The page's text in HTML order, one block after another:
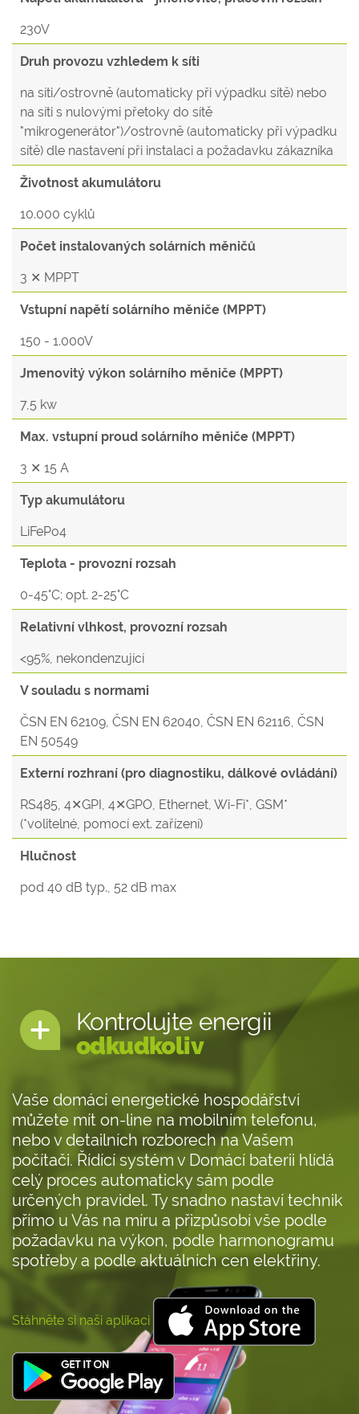
230V
Druh provozu vzhledem k síti
na síti/ostrovně (automaticky při výpadku sítě) nebo
na síti s nulovými přetoky do sítě
"mikrogenerátor")/ostrovně (automaticky při výpadku
sítě) dle nastavení při instalaci a požadavku zákazníka
Životnost akumulátoru
10.000 cyklů
Počet instalovaných solárních měničů
3 ✕ MPPT
Vstupní napětí solárního měniče (MPPT)
150 - 1.000V
Jmenovitý výkon solárního měniče (MPPT)
7,5 kw
Max. vstupní proud solárního měniče (MPPT)
3 ✕ 15 A
Typ akumulátoru
LiFePo4
Teplota - provozní rozsah
0-45°C; opt. 2-25°C
Relativní vlhkost, provozní rozsah
<95%, nekondenzující
V souladu s normami
ČSN EN 62109, ČSN EN 62040, ČSN EN 62116, ČSN
EN 50549
Externí rozhraní (pro diagnostiku, dálkové ovládání)
RS485, 4✕GPI, 4✕GPO, Ethernet, Wi-Fi*, GSM*
(*volitelné, pomocí ext. zařízení)
Hlučnost
pod 40 dB typ., 52 dB max
Kontrolujte energii
odkudkoliv
Vaše domácí energetické hospodářství
můžete mít on-line na mobilním telefonu,
nebo v detailních rozborech na Vašem
počítači. Řídící systém v Domácí baterii hlídá
celý proces automaticky sám podle
určených pravidel. Ty snadno nastaví technik
přímo u Vás na míru a přizpůsobí vše podle
požadavku na výkon, podle harmonogramu
spotřeby a podle aktuálních cen elektřiny.
Stáhněte si naši aplikaci